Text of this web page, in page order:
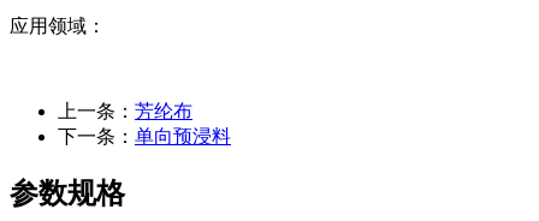
应用领域：
上一条： 芳纶布
下一条： 单向预浸料
参数规格